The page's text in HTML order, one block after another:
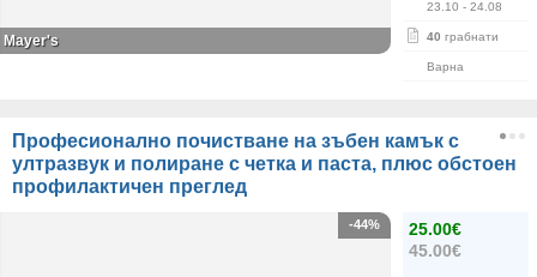
23.10 - 24.08
40 грабнати
Варна
Mayer's
Професионално почистване на зъбен камък с
ултразвук и полиране с четка и паста, плюс обстоен
профилактичен преглед
25.00€
45.00€
-44%